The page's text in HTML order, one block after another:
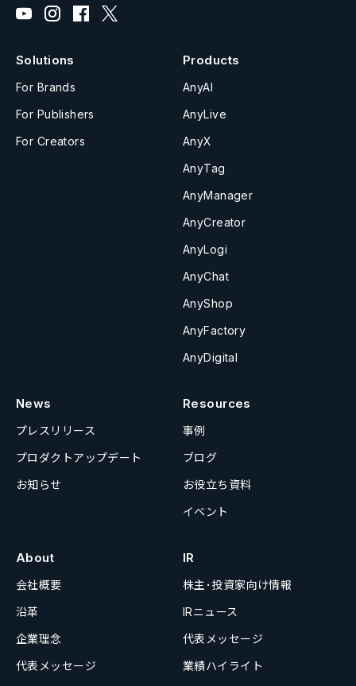
Solutions
For Brands
For Publishers
For Creators
Products
AnyAI
AnyLive
AnyX
AnyTag
AnyManager
AnyCreator
AnyLogi
AnyChat
AnyShop
AnyFactory
AnyDigital
News
プレスリリース
プロダクトアップデート
お知らせ
Resources
事例
ブログ
お役立ち資料
イベント
About
会社概要
沿革
企業理念
代表メッセージ
IR
株主･投資家向け情報
IRニュース
代表メッセージ
業績ハイライト